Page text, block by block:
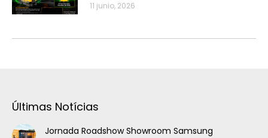
11 junio, 2026
Últimas Notícias
Jornada Roadshow Showroom Samsung